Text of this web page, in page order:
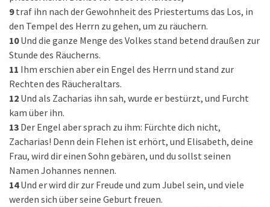
9 traf ihn nach der Gewohnheit des Priestertums das Los, in
den Tempel des Herrn zu gehen, um zu räuchern.
10 Und die ganze Menge des Volkes stand betend draußen zur
Stunde des Räucherns.
11 Ihm erschien aber ein Engel des Herrn und stand zur
Rechten des Räucheraltars.
12 Und als Zacharias ihn sah, wurde er bestürzt, und Furcht
kam über ihn.
13 Der Engel aber sprach zu ihm: Fürchte dich nicht,
Zacharias! Denn dein Flehen ist erhört, und Elisabeth, deine
Frau, wird dir einen Sohn gebären, und du sollst seinen
Namen Johannes nennen.
14 Und er wird dir zur Freude und zum Jubel sein, und viele
werden sich über seine Geburt freuen.